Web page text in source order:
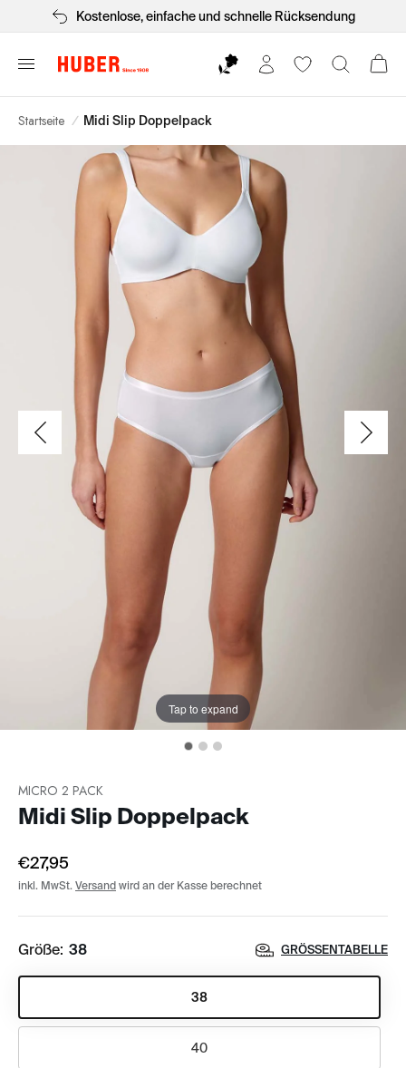
Kostenlose, einfache und schnelle Rücksendung
Startseite / Midi Slip Doppelpack
Tap to expand
MICRO 2 PACK
Midi Slip Doppelpack
€27,95
inkl. MwSt. Versand wird an der Kasse berechnet
Größe: 38 GRÖSSENTABELLE
38
40